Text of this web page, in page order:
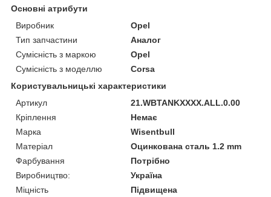
Основні атрибути
Виробник
Opel
Тип запчастини
Аналог
Сумісність з маркою
Opel
Сумісність з моделлю
Corsa
Користувальницькі характеристики
Артикул
21.WBTANKXXXX.ALL.0.00
Кріплення
Немає
Марка
Wisentbull
Матеріал
Оцинкована сталь 1.2 mm
Фарбування
Потрібно
Виробництво:
Україна
Міцність
Підвищена